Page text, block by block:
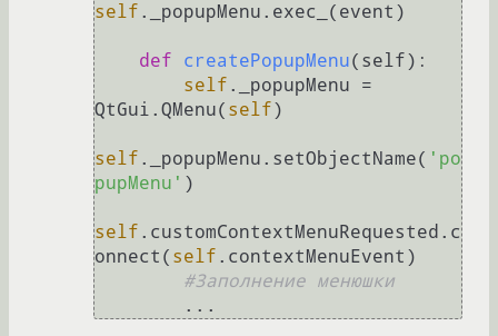
self ._popupMenu.exec_(event)
def createPopupMenu( self):
self ._popupMenu =
QtGui.QMenu( self)
self ._popupMenu.setObjectName( 'po
pupMenu' )
self .customContextMenuRequested.c
onnect( self .contextMenuEvent)
#Заполнение менюшки